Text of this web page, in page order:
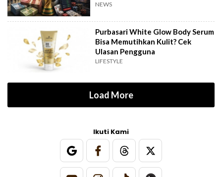
NEWS
Purbasari White Glow Body Serum
Bisa Memutihkan Kulit? Cek
Ulasan Pengguna
LIFESTYLE
Load More
Ikuti Kami